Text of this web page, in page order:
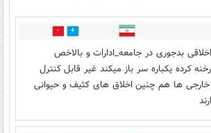
8
بدجوری در جامعه_ادارات و بالاخص
کرده یکباره سر باز میکند غیر قابل کنترل
ها هم چنین اخلاق های کثیف و حیوانی